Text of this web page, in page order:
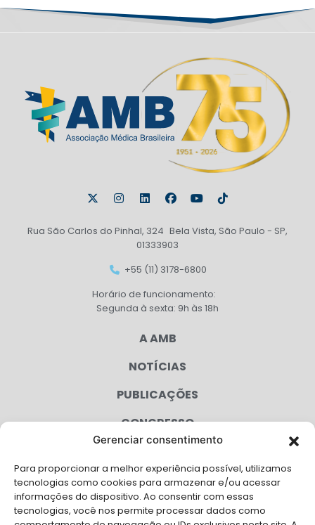
Gerenciar consentimento
Para proporcionar a melhor experiência possível, utilizamos
tecnologias como cookies para armazenar e/ou acessar
informações do dispositivo. Ao consentir com essas
tecnologias, você nos permite processar dados como
Rua São Carlos do Pinhal, 324 Bela Vista, São Paulo - SP,
01333903
+55 (11) 3178-6800
Horário de funcionamento:
Segunda à sexta: 9h às 18h
A AMB
NOTÍCIAS
PUBLICAÇÕES
CONGRESSO
CAMPANHAS
SERVIÇOS